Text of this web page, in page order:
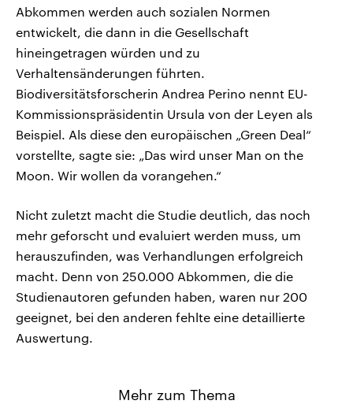
Abkommen werden auch sozialen Normen
entwickelt, die dann in die Gesellschaft
hineingetragen würden und zu
Verhaltensänderungen führten.
Biodiversitätsforscherin Andrea Perino nennt EU-
Kommissionspräsidentin Ursula von der Leyen als
Beispiel. Als diese den europäischen „Green Deal“
vorstellte, sagte sie: „Das wird unser Man on the
Moon. Wir wollen da vorangehen.“
Nicht zuletzt macht die Studie deutlich, das noch
mehr geforscht und evaluiert werden muss, um
herauszufinden, was Verhandlungen erfolgreich
macht. Denn von 250.000 Abkommen, die die
Studienautoren gefunden haben, waren nur 200
geeignet, bei den anderen fehlte eine detaillierte
Auswertung.
Mehr zum Thema